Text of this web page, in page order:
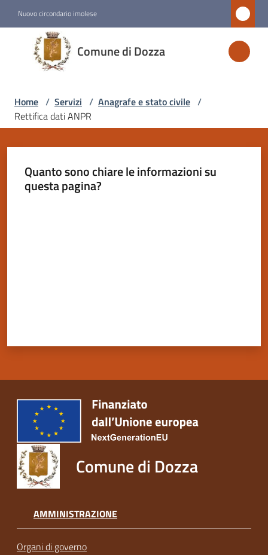
Nuovo circondario imolese
Comune di Dozza
Comune
di
Dozza
Amministrazione
Servizi
on-
argomenti
Seguici
su
Home / Servizi / Anagrafe e stato civile /
Rettifica dati ANPR
Quanto sono chiare le informazioni su
questa pagina?
Comune di Dozza
AMMINISTRAZIONE
Organi di governo